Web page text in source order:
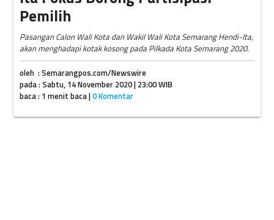
Pemilih
Pasangan Calon Wali Kota dan Wakil Wali Kota Semarang Hendi-Ita,
akan menghadapi kotak kosong pada Pilkada Kota Semarang 2020.
oleh : Semarangpos.com/Newswire
pada : Sabtu, 14 November 2020 | 23:00 WIB
baca : 1 menit baca |0 Komentar